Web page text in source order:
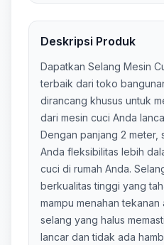
Deskripsi Produk
Dapatkan Selang Mesin
terbaik dari toko
dirancang khusus untuk
dari mesin cuci Anda
Dengan panjang 2 meter,
Anda fleksibilitas lebih
cuci di rumah Anda.
berkualitas tinggi yang
mampu menahan tekanan
selang yang halus
lancar dan tidak ada